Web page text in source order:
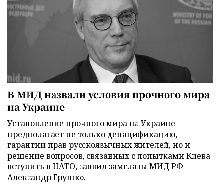
В МИД назвали условия прочного мира
на Украине
Установление прочного мира на Украине
предполагает не только денацификацию,
гарантии прав русскоязычных жителей, но и
решение вопросов, связанных с попытками Киева
вступить в НАТО, заявил замглавы МИД РФ
Александр Грушко.